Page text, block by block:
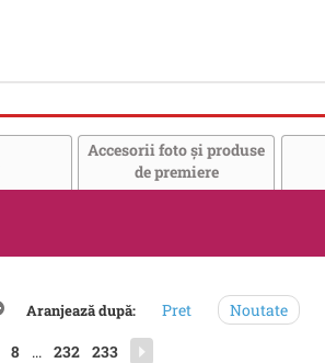
Accesorii foto şi produse
de premiere
Aranjează după: Pret Noutate
8 ... 232 233